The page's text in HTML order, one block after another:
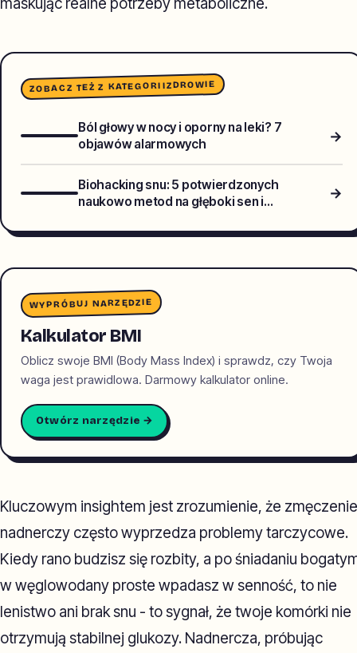
ZOBACZ TEŻ Z KATEGORIIZDROWIE
Ból głowy w nocy i oporny na leki? 7
objawów alarmowych
→
Biohacking snu: 5 potwierdzonych
naukowo metod na głęboki sen i
→
WYPRÓBUJ NARZĘDZIE
Kalkulator BMI
Oblicz swoje BMI (Body Mass Index) i sprawdz, czy Twoja
waga jest prawidlowa. Darmowy kalkulator online.
Otwórz narzędzie →
Kluczowym insightem jest zrozumienie, że zmęczenie
nadnerczy często wyprzedza problemy tarczycowe.
Kiedy rano budzisz się rozbity, a po śniadaniu
w węglowodany proste wpadasz w senność, to nie
lenistwo ani brak snu - to sygnał, że twoje komórki nie
otrzymują stabilnej glukozy. Nadnercza, próbując